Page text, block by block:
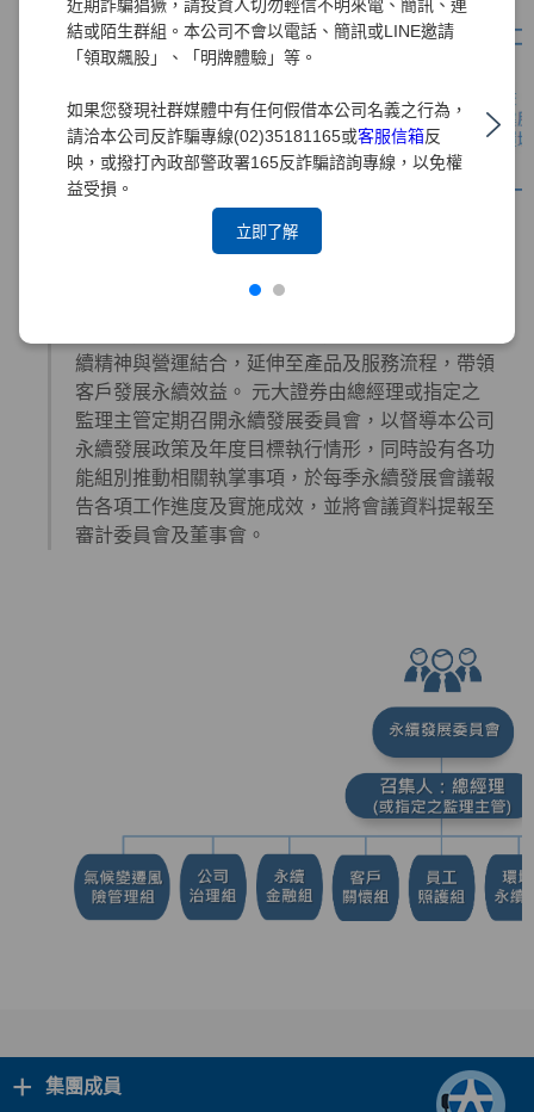
近期詐騙猖獗，請投資人切勿輕信不明來電、簡訊、連
結或陌生群組。本公司不會以電話、簡訊或LINE邀請
「領取飆股」、「明牌體驗」等。
如果您發現社群媒體中有任何假借本公司名義之行為，
請洽本公司反詐騙專線(02)35181165或客服信箱反
映，或撥打內政部警政署165反詐騙諮詢專線，以免權
益受損。
立即了解
永續經營推動
續精神與營運結合，延伸至產品及服務流程，帶領
客戶發展永續效益。 元大證券由總經理或指定之
監理主管定期召開永續發展委員會，以督導本公司
永續發展政策及年度目標執行情形，同時設有各功
能組別推動相關執掌事項，於每季永續發展會議報
告各項工作進度及實施成效，並將會議資料提報至
審計委員會及董事會。
+ 集團成員